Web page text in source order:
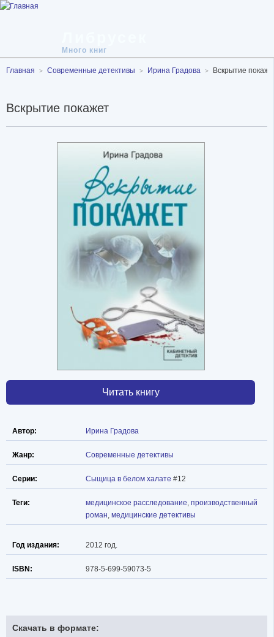
Много книг
Главная Современные детективы Ирина Градова Вскрытие
Вскрытие покажет
Читать книгу
Автор: Ирина Градова
Жанр: Современные детективы
Серии: Сыщица в белом халате #12
Теги: медицинское расследование, производственный
роман, медицинские детективы
Год издания: 2012 год.
ISBN: 978-5-699-59073-5
Скачать в формате: